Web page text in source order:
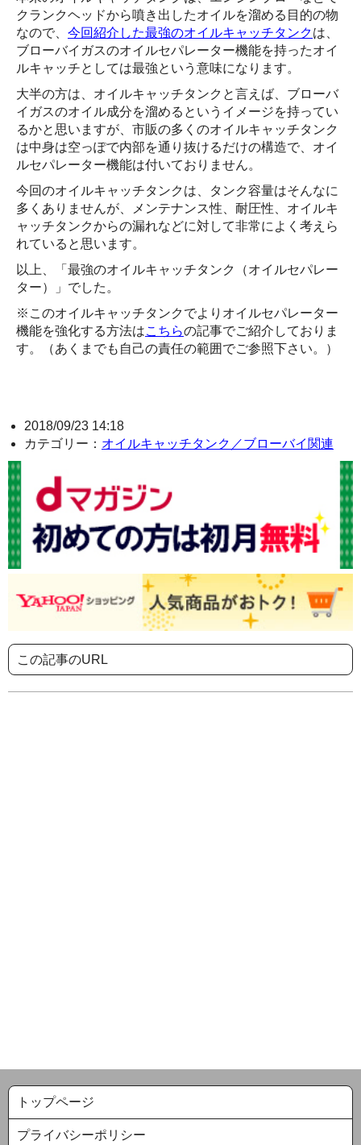
クランクヘッドから噴き出したオイルを溜める目的の物
なので、 今回紹介した最強のオイルキャッチタンクは、
ブローバイガスのオイルセパレーター機能を持ったオイ
ルキャッチとしては最強という意味になります。
大半の方は、オイルキャッチタンクと言えば、ブローバ
イガスのオイル成分を溜めるというイメージを持ってい
るかと思いますが、市販の多くのオイルキャッチタンク
は中身は空っぽで内部を通り抜けるだけの構造で、オイ
ルセパレーター機能は付いておりません。
今回のオイルキャッチタンクは、タンク容量はそんなに
多くありませんが、メンテナンス性、耐圧性、オイルキ
ャッチタンクからの漏れなどに対して非常によく考えら
れていると思います。
以上、「最強のオイルキャッチタンク（オイルセパレー
ター）」でした。
※このオイルキャッチタンクでよりオイルセパレーター
機能を強化する方法はこちらの記事でご紹介しておりま
す。（あくまでも自己の責任の範囲でご参照下さい。）
2018/09/23 14:18
カテゴリー： オイルキャッチタンク／ブローバイ関連
この記事のURL
トップページ
プライバシーポリシー